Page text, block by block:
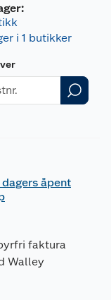
i 1 butikker
dagers åpent
faktura
Walley